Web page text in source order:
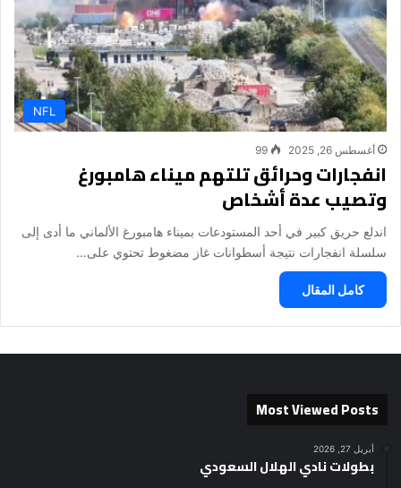
NFL
أغسطس 26, 2025 99
انفجارات وحرائق تلتهم ميناء هامبورغ
وتصيب عدة أشخاص
اندلع حريق كبير في أحد المستودعات بميناء هامبورغ الألماني ما أدى إلى
سلسلة انفجارات نتيجة أسطوانات غاز مضغوط تحتوي على…
كامل المقال
Most Viewed Posts
أبريل 27, 2026
بطولات نادي الهلال السعودي